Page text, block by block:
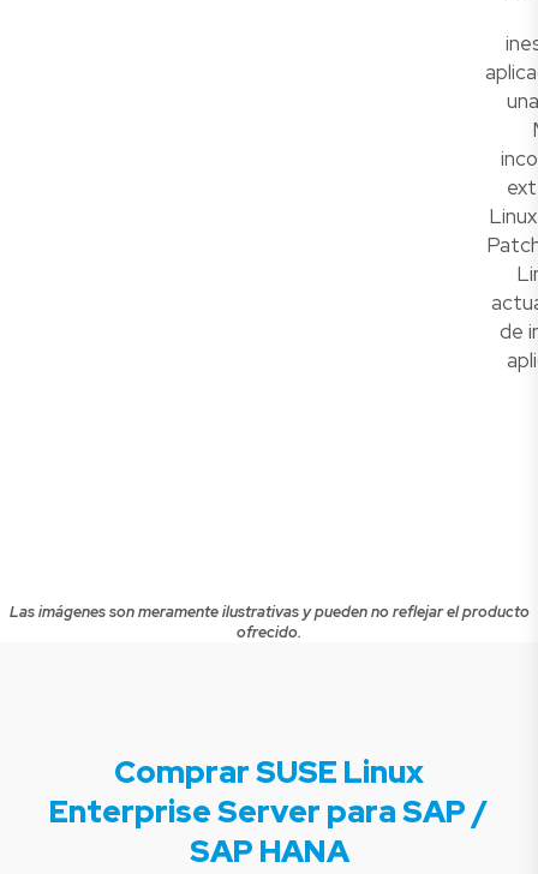
de
Las imágenes son meramente ilustrativas y pueden no reflejar el producto
ofrecido.
Comprar SUSE Linux
Enterprise Server para SAP /
SAP HANA